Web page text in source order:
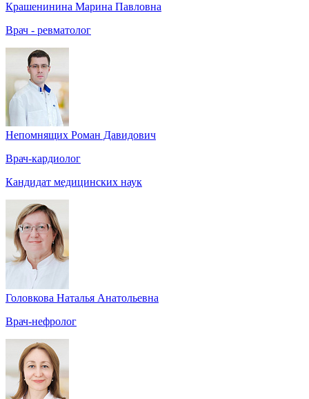
Крашенинина Марина Павловна
Врач - ревматолог
Непомнящих Роман Давидович
Врач-кардиолог
Кандидат медицинских наук
Головкова Наталья Анатольевна
Врач-нефролог